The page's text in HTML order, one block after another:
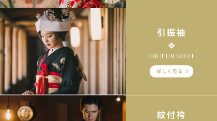
引振袖
HIKIFURISODE
詳しく見る
紋付袴